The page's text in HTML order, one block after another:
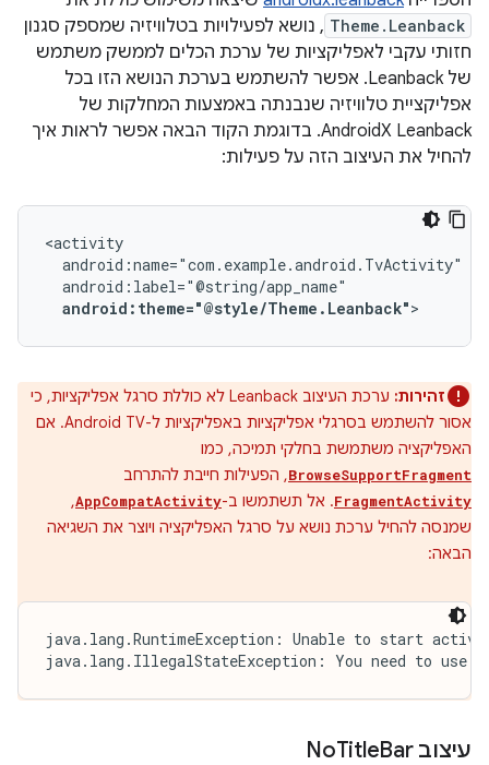
Theme.Leanback , נושא לפעילויות בטלוויזיה שמספק סגנון
חזותי עקבי לאפליקציות של ערכת הכלים לממשק משתמש
של Leanback. אפשר להשתמש בערכת הנושא הזו בכל
אפליקציית טלוויזיה שנבנתה באמצעות המחלקות של
AndroidX Leanback. בדוגמת הקוד הבאה אפשר לראות איך
להחיל את העיצוב הזה על פעילות:
android:theme="@style/Theme.Leanback">
זהירות:
ערכת העיצוב Leanback לא כוללת סרגל אפליקציות, כי
אסור להשתמש בסרגלי אפליקציות באפליקציות ל-Android TV. אם
האפליקציה משתמשת בחלקי תמיכה, כמו
BrowseSupportFragment, הפעילות חייבת להתרחב
FragmentActivity. אל תשתמשו ב-AppCompatActivity
,
שמנסה להחיל ערכת נושא על סרגל האפליקציה ויוצר את השגיאה
הבאה:
java.lang.RuntimeException: Unable to start
java.lang.IllegalStateException: You need to use
עיצוב No TitleBar